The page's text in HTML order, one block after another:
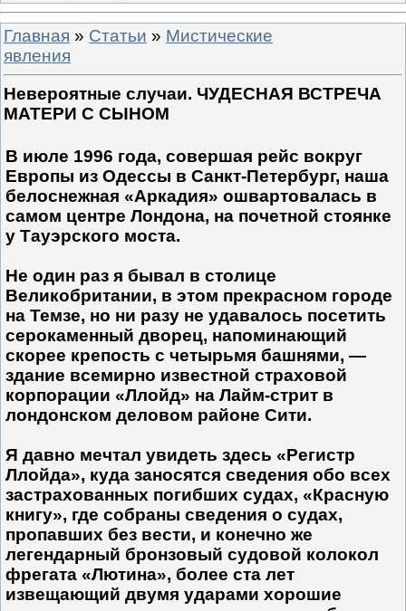
Главная » Статьи » Мистические
явления
Невероятные случаи. ЧУДЕСНАЯ ВСТРЕЧА
МАТЕРИ С СЫНОМ
В июле 1996 года, совершая рейс вокруг
Европы из Одессы в Санкт-Петербург, наша
белоснежная «Аркадия» ошвартовалась в
самом центре Лондона, на почетной стоянке
у Тауэрского моста.
Не один раз я бывал в столице
Великобритании, в этом прекрасном городе
на Темзе, но ни разу не удавалось посетить
серокаменный дворец, напоминающий
скорее крепость с четырьмя башнями, —
здание всемирно известной страховой
корпорации «Ллойд» на Лайм-стрит в
лондонском деловом районе Сити.
Я давно мечтал увидеть здесь «Регистр
Ллойда», куда заносятся сведения обо всех
застрахованных погибших судах, «Красную
книгу», где собраны сведения о судах,
пропавших без вести, и конечно же
легендарный бронзовый судовой колокол
фрегата «Лютина», более ста лет
извещающий двумя ударами хорошие